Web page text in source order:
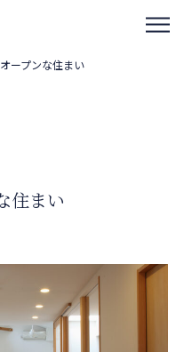
ープンな住まい
住まい